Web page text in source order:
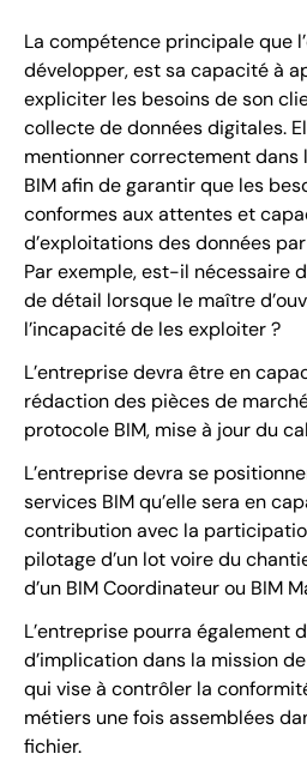
La compétence principale que
développer, est sa capacité à
expliciter les besoins de son
collecte de données digitales.
mentionner correctement dans
BIM afin de garantir que les
conformes aux attentes et
d’exploitations des données
Par exemple, est-il nécessaire
de détail lorsque le maître
l’incapacité de les exploiter ?
L’entreprise devra être en
rédaction des pièces de
protocole BIM, mise à jour du
L’entreprise devra se
services BIM qu’elle sera en
contribution avec la
pilotage d’un lot voire du
d’un BIM Coordinateur ou BIM
L’entreprise pourra également
d’implication dans la mission
qui vise à contrôler la
métiers une fois assemblées
fichier.